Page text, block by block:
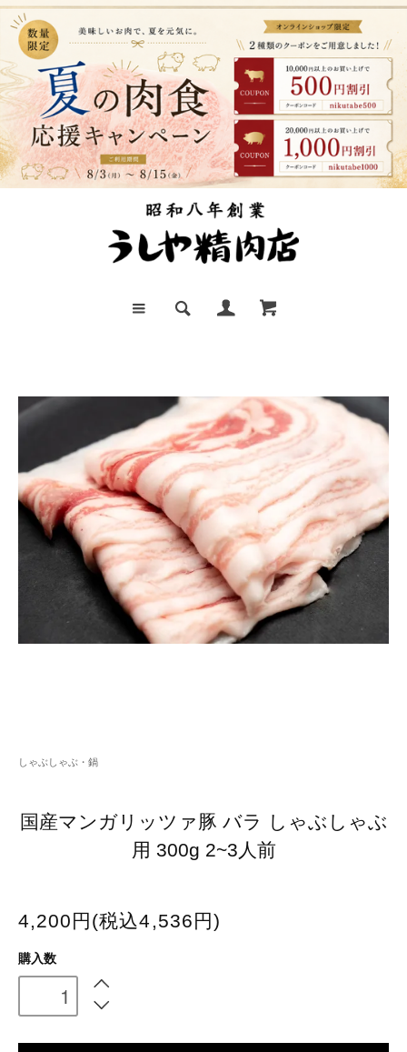
しゃぶしゃぶ・鍋
国産マンガリッツァ豚 バラ しゃぶしゃぶ
用 300g 2~3人前
4,200円(税込4,536円)
購入数